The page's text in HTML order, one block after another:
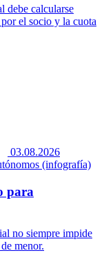
debe calcularse
el socio y la cuota
03.08.2026
para
no siempre impide
menor.